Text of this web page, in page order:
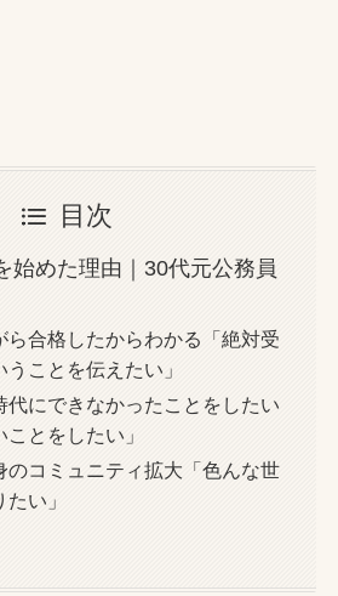
目次
始めた理由｜30代元公務員
ら合格したからわかる「絶対受
うことを伝えたい」
代にできなかったことをしたい
ことをしたい」
のコミュニティ拡大「色んな世
い」